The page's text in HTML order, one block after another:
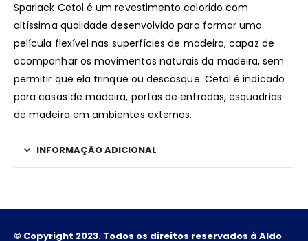
Sparlack Cetol é um revestimento colorido com
altíssima qualidade desenvolvido para formar uma
película flexível nas superfícies de madeira, capaz de
acompanhar os movimentos naturais da madeira, sem
permitir que ela trinque ou descasque. Cetol é indicado
para casas de madeira, portas de entradas, esquadrias
de madeira em ambientes externos.
INFORMAÇÃO ADICIONAL
© Copyright 2023. Todos os direitos reservados à Aldo